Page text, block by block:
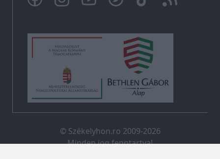
© Székelyhon.ro 2009-2026
Minden jog fenntartva!